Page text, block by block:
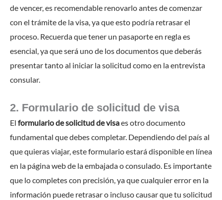
de vencer, es recomendable renovarlo antes de comenzar
con el trámite de la visa, ya que esto podría retrasar el
proceso. Recuerda que tener un pasaporte en regla es
esencial, ya que será uno de los documentos que deberás
presentar tanto al iniciar la solicitud como en la entrevista
consular.
2. Formulario de solicitud de visa
El formulario de solicitud de visaes otro documento
fundamental que debes completar. Dependiendo del país al
que quieras viajar, este formulario estará disponible en línea
en la página web de la embajada o consulado. Es importante
que lo completes con precisión, ya que cualquier error en la
información puede retrasar o incluso causar que tu solicitud